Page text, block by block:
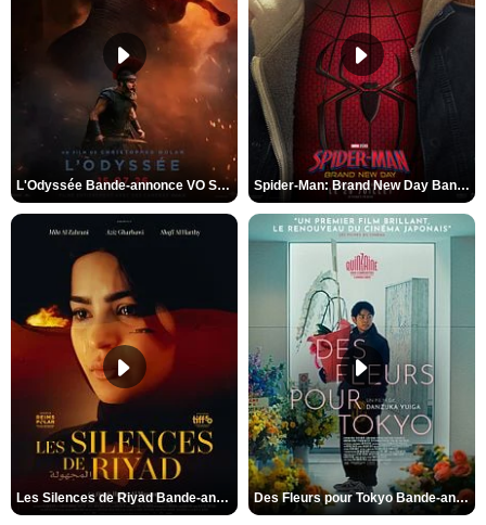
L'Odyssée Bande-annonce VO STFR Spider-Man: Brand New Day Bande-annonce VO STFR
Les Silences de Riyad Bande-annonce VO STFR Des Fleurs pour Tokyo Bande-annonce VO STFR